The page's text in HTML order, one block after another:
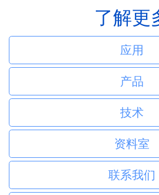
了解更
应用
产品
技术
资料室
联系我们